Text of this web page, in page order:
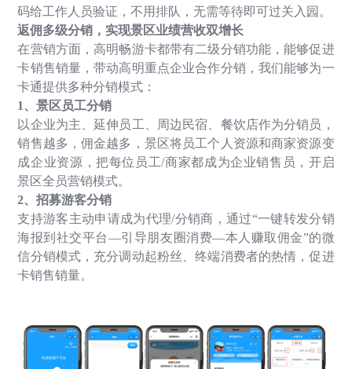
码给工作人员验证，不用排队，无需等待即可过关入园。
返佣多级分销，实现景区业绩营收双增长
在营销方面，高明畅游卡都带有二级分销功能，能够促进
卡销售销量，带动高明重点企业合作分销，我们能够为一
卡通提供多种分销模式：
1、景区员工分销
以企业为主、延伸员工、周边民宿、餐饮店作为分销员，
销售越多，佣金越多，景区将员工个人资源和商家资源变
成企业资源，把每位员工/商家都成为企业销售员，开启
景区全员营销模式。
2、招募游客分销
支持游客主动申请成为代理/分销商，通过“一键转发分销
海报到社交平台—引导朋友圈消费—本人赚取佣金”的微
信分销模式，充分调动起粉丝、终端消费者的热情，促进
卡销售销量。